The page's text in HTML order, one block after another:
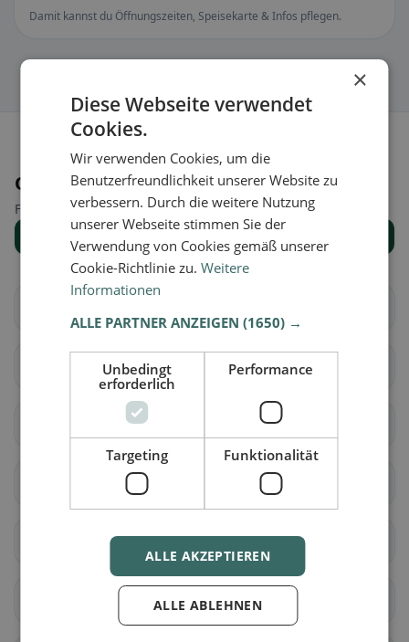
Damit kannst du Öffnungszeiten, Speisekarte & Infos pflegen.
Orte in der Nähe
Finde den passenden Ort für deine Restaurantsuche.
Alle Orte anzeigen
Sankt Gallen
Berg (SG)
Goldach
Rorschach
Steinach
×
Diese Webseite verwendet
Cookies.
Wir verwenden Cookies, um die
Benutzerfreundlichkeit unserer Website zu
verbessern. Durch die weitere Nutzung
unserer Webseite stimmen Sie der
Verwendung von Cookies gemäß unserer
Cookie-Richtlinie zu.Weitere
Informationen
ALLE PARTNER ANZEIGEN(1650) →
Unbedingt
erforderlich
Performance
Targeting Funktionalität
ALLE AKZEPTIEREN
ALLE ABLEHNEN